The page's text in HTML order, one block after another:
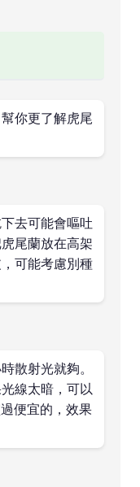
你更了解虎尾
去可能會嘔吐
尾蘭放在高架
可能考慮別種
散射光就夠。
線太暗，可以
便宜的，效果